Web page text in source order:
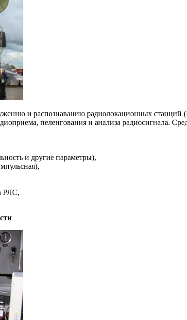
и распознаванию радиолокационных станций
пеленгования и анализа радиосигнала.
и другие параметры),
РЛС,